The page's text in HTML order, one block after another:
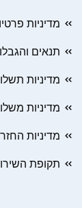
מדיניות
תנאים
מדיניות
מדיניות
מדיניות
תקופת